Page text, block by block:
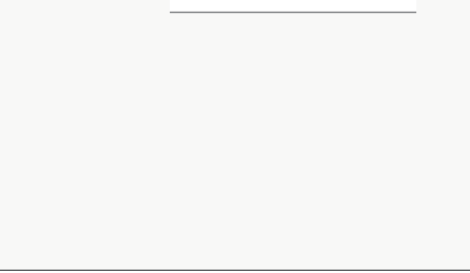
上一页
第 1 页 下一页